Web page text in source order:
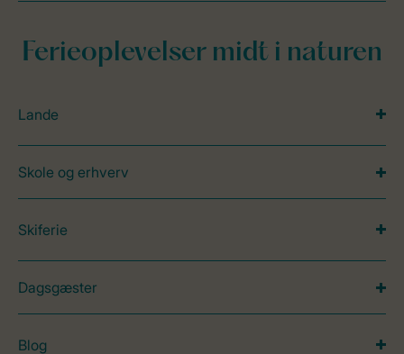
Ferieoplevelser midt i naturen
Lande
Skole og erhverv
Skiferie
Dagsgæster
Blog